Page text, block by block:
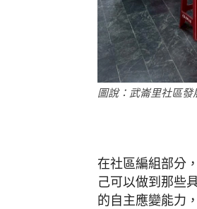
圖說：武崙里社區發
在社區編組部分
己可以做到那些
的自主應變能力